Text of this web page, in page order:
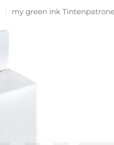
my green ink Tintenpatrone